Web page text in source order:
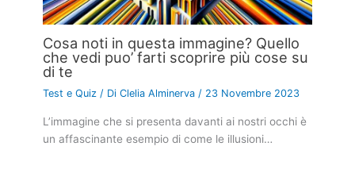
Cosa noti in questa immagine? Quello
che vedi puo’ farti scoprire più cose su
di te
Test e Quiz / DiClelia Alminerva / 23 Novembre 2023
L’immagine che si presenta davanti ai nostri occhi è
un affascinante esempio di come le illusioni…